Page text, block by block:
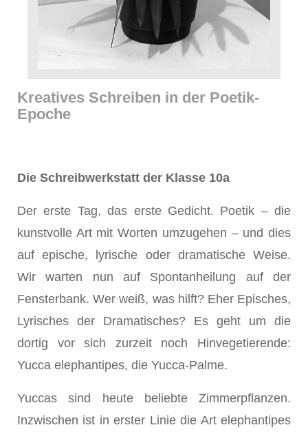
Kreatives Schreiben in der Poetik-
Epoche
Die Schreibwerkstatt der Klasse 10a
Der erste Tag, das erste Gedicht. Poetik – die
kunstvolle Art mit Worten umzugehen – und dies
auf epische, lyrische oder dramatische Weise.
Wir warten nun auf Spontanheilung auf der
Fensterbank. Wer weiß, was hilft? Eher Episches,
Lyrisches der Dramatisches? Es geht um die
dortig vor sich zurzeit noch Hinvegetierende:
Yucca elephantipes, die Yucca-Palme.
Yuccas sind heute beliebte Zimmerpflanzen.
Inzwischen ist in erster Linie die Art elephantipes